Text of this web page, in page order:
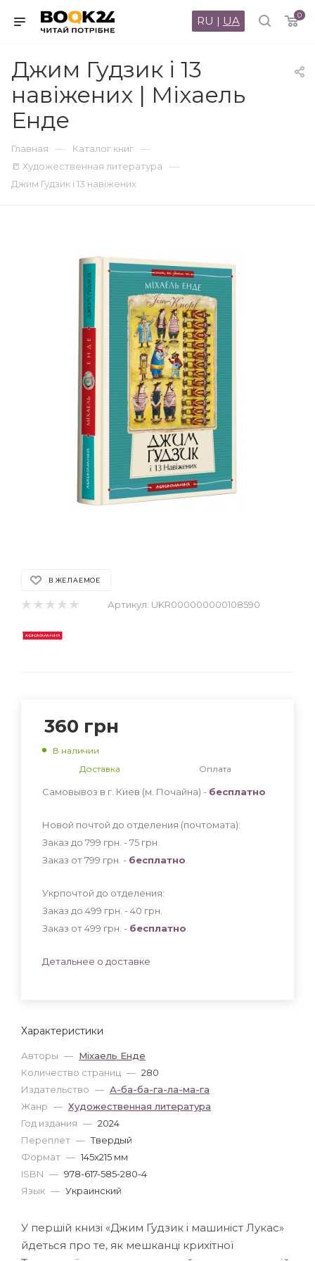
0
RU | UA
Джим Гудзик і 13
навіжених | Міхаель
Енде
Главная — Каталог книг —
📒 Художественная литература —
Джим Гудзик і 13 навіжених
В ЖЕЛАЕМОЕ
Артикул: UKR000000000108590
Характеристики
Авторы — Міхаель Енде
Количество страниц — 280
Издательство — А-ба-ба-га-ла-ма-га
Жанр — Художественная литература
Год издания — 2024
Переплет — Твердый
Формат — 145x215 мм
ISBN — 978-617-585-280-4
Язык — Украинский
360 грн
В наличии
Доставка
Оплата
Самовывоз в г. Киев (м. Почайна) - бесплатно
Новой почтой до отделения (почтомата):
Заказ до 799 грн. - 75 грн
Заказ от 799 грн. - бесплатно
Укрпочтой до отделения:
Заказ до 499 грн. - 40 грн
Заказ от 499 грн. - бесплатно
Детальнее о доставке
У першій книзі «Джим Ґудзик і машиніст Лукас»
йдеться про те, як мешканці крихітної